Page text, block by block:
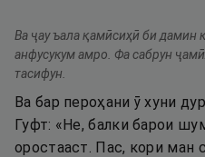
Ва ҷау ъала қамӣсиҳӣ би дамин
анфусукум амро. Фа сабрун
тасифун.
Ва бар пероҳани ӯ хуни
Гуфт: «Не, балки барои
оростааст. Пас, кори ман